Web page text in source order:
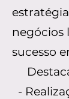
negócios
sucesso
-